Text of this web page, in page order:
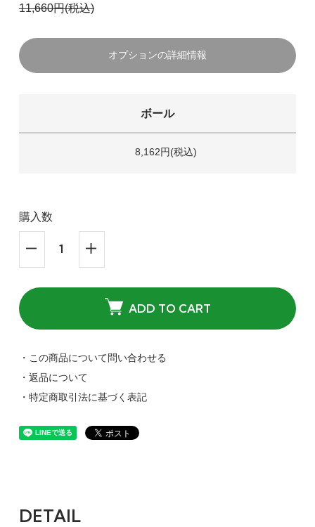
11,660円(税込)
オプションの詳細情報
ボール
8,162円(税込)
購入数
ADD TO CART
・この商品について問い合わせる
・返品について
・特定商取引法に基づく表記
DETAIL